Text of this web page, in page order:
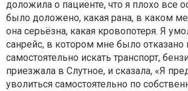
доложила о пациенте, что я плохо все
было доложено, какая рана, в каком
она серьёзна, какая кровопотеря. Я
санрейс, в котором мне было
самостоятельно искать транспорт,
приезжала в Слутное, и сказала, «Я
уволиться самостоятельно по